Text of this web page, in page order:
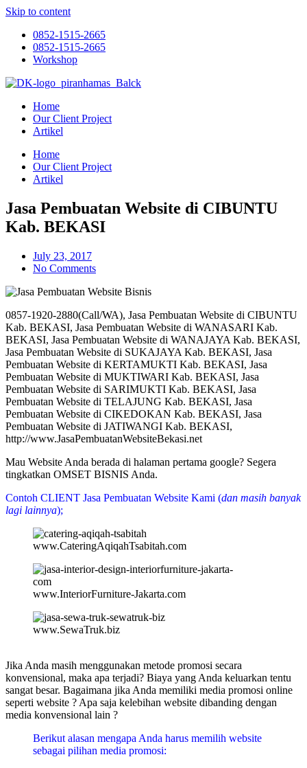
Skip to content
0852-1515-2665
0852-1515-2665
Workshop
Home
Our Client Project
Artikel
Home
Our Client Project
Artikel
Jasa Pembuatan Website di CIBUNTU
Kab. BEKASI
July 23, 2017
No Comments
0857-1920-2880(Call/WA), Jasa Pembuatan Website di CIBUNTU
Kab. BEKASI, Jasa Pembuatan Website di WANASARI Kab.
BEKASI, Jasa Pembuatan Website di WANAJAYA Kab. BEKASI,
Jasa Pembuatan Website di SUKAJAYA Kab. BEKASI, Jasa
Pembuatan Website di KERTAMUKTI Kab. BEKASI, Jasa
Pembuatan Website di MUKTIWARI Kab. BEKASI, Jasa
Pembuatan Website di SARIMUKTI Kab. BEKASI, Jasa
Pembuatan Website di TELAJUNG Kab. BEKASI, Jasa
Pembuatan Website di CIKEDOKAN Kab. BEKASI, Jasa
Pembuatan Website di JATIWANGI Kab. BEKASI,
http://www.JasaPembuatanWebsiteBekasi.net
Mau Website Anda berada di halaman pertama google? Segera
tingkatkan OMSET BISNIS Anda.
Contoh CLIENT Jasa Pembuatan Website Kami (dan masih banyak
lagi lainnya);
www.CateringAqiqahTsabitah.com
www.InteriorFurniture-Jakarta.com
www.SewaTruk.biz
Jika Anda masih menggunakan metode promosi secara
konvensional, maka apa terjadi? Biaya yang Anda keluarkan tentu
sangat besar. Bagaimana jika Anda memiliki media promosi online
seperti website ? Apa saja kelebihan website dibanding dengan
media konvensional lain ?
Berikut alasan mengapa Anda harus memilih website
sebagai pilihan media promosi: